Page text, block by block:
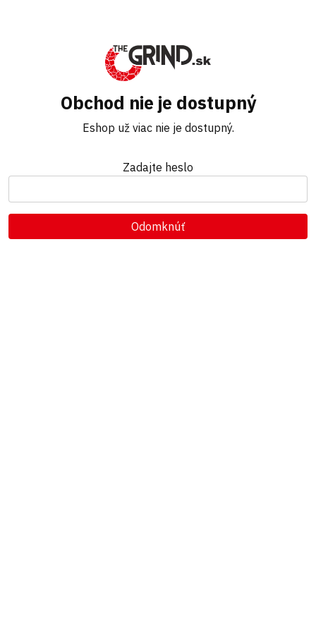
Obchod nie je dostupný
Eshop už viac nie je dostupný.
Zadajte heslo